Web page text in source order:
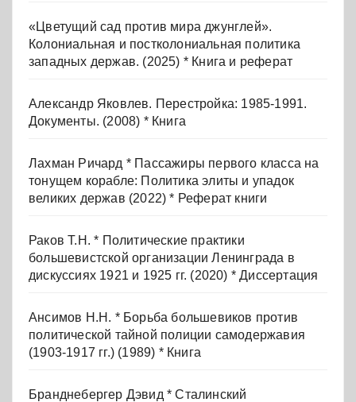
«Цветущий сад против мира джунглей».
Колониальная и постколониальная политика
западных держав. (2025) * Книга и реферат
Александр Яковлев. Перестройка: 1985-1991.
Документы. (2008) * Книга
Лахман Ричард * Пассажиры первого класса на
тонущем корабле: Политика элиты и упадок
великих держав (2022) * Реферат книги
Раков Т.Н. * Политические практики
большевистской организации Ленинграда в
дискуссиях 1921 и 1925 гг. (2020) * Диссертация
Ансимов Н.Н. * Борьба большевиков против
политической тайной полиции самодержавия
(1903-1917 гг.) (1989) * Книга
Бранднебергер Дэвид * Сталинский